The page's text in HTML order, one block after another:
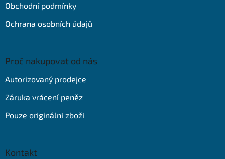
Obchodní podmínky
Ochrana osobních údajů
Proč nakupovat od nás
Autorizovaný prodejce
Záruka vrácení peněz
Pouze originální zboží
Kontakt